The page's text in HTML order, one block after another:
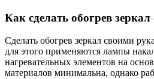
Как сделать обогрев
Сделать обогрев зеркал своими
для этого применяются лампы
нагревательных элементов на
материалов минимальна, однако